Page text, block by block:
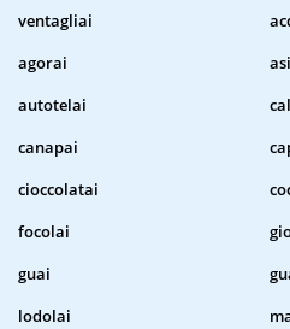
ventagliai
agorai
autotelai
canapai
cioccolatai
focolai
guai
lodolai